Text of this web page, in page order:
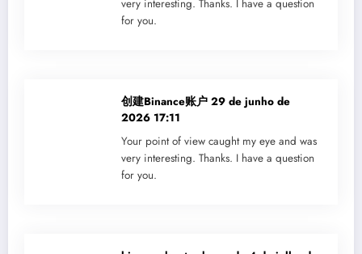
very interesting. Thanks. I have a question
for you.
创建Binance账户 29 de junho de
2026 17:11
Your point of view caught my eye and was
very interesting. Thanks. I have a question
for you.